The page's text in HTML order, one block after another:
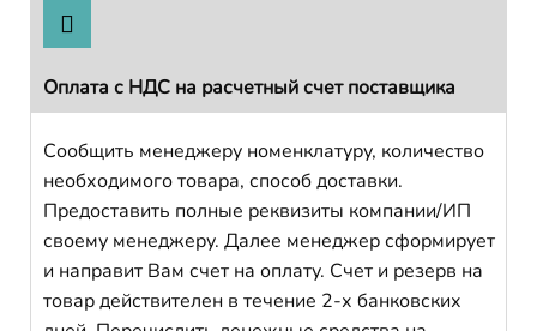
Оплата с НДС на расчетный счет поставщика
Сообщить менеджеру номенклатуру, количество
необходимого товара, способ доставки.
Предоставить полные реквизиты компании/ИП
своему менеджеру. Далее менеджер сформирует
и направит Вам счет на оплату. Счет и резерв на
товар действителен в течение 2-х банковских